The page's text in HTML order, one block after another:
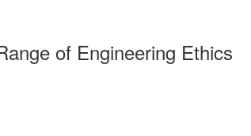
of Engineering Ethics